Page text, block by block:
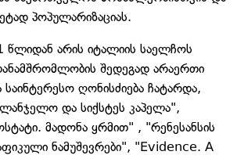
პოპულარიზაციას.
წლიდან არის იტალიის საელჩოს
შედეგად არაერთი
ღონისძიება ჩატარდა,
და სიქსტეს კაპელა",
მადონა ყრმით" , "რენესანსის
ნამუშევრები", "Evidence. A